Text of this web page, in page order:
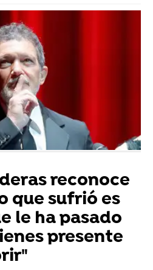
reconoce
que sufrió es
le ha pasado
presente